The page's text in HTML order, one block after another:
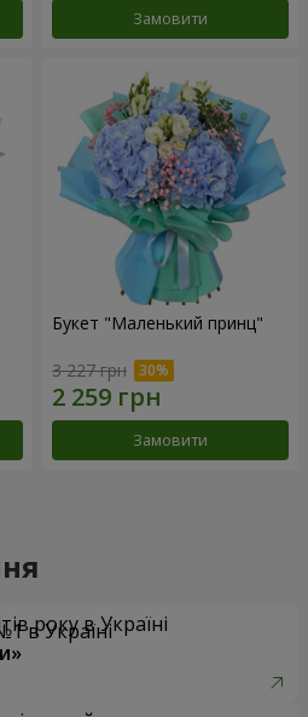
Замовити
Букет "Маленький принц"
3 227 грн
Замовити
року в Україні